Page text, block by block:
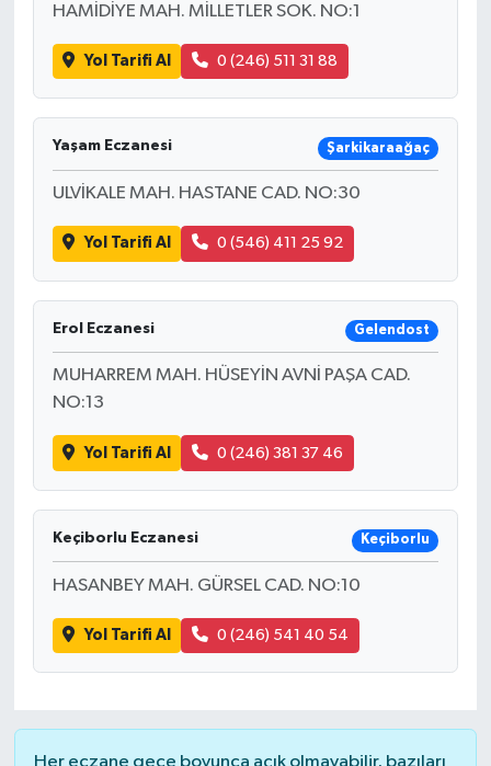
HAMİDİYE MAH. MİLLETLER SOK. NO:1
Yol Tarifi Al 0 (246) 511 31 88
Yaşam Eczanesi Şarkikaraağaç
ULVİKALE MAH. HASTANE CAD. NO:30
Yol Tarifi Al 0 (546) 411 25 92
Erol Eczanesi Gelendost
MUHARREM MAH. HÜSEYİN AVNİ PAŞA CAD.
NO:13
Yol Tarifi Al 0 (246) 381 37 46
Keçiborlu Eczanesi Keçiborlu
HASANBEY MAH. GÜRSEL CAD. NO:10
Yol Tarifi Al 0 (246) 541 40 54